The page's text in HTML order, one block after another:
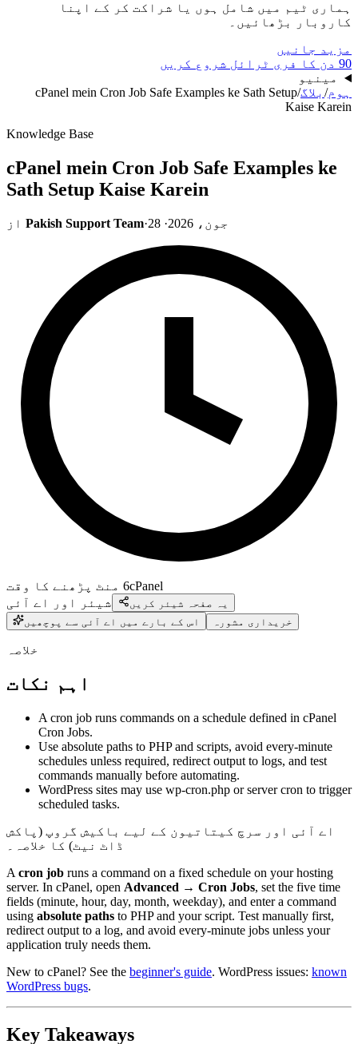
ہماری ٹیم میں شامل ہوں یا شراکت کر کے اپنا
کاروبار بڑھائیں۔
مزید جانیں
90 دن کا فری ٹرائل شروع کریں
مینیو
ہوم/ بلاگ/
cPanel mein Cron Job Safe Examples ke Sath Setup
Kaise Karein
Knowledge Base
cPanel mein Cron Job Safe Examples ke
Sath Setup Kaise Karein
از Pakish Support Team· 28 جون، 2026 ·
6 منٹ پڑھنے کا وقت
cPanel
شیئر اور اے آئی
یہ صفحہ شیئر کریں
اس کے بارے میں اے آئی سے پوچھیں
خریداری مشورہ
خلاصہ
اہم نکات
A cron job runs commands on a schedule defined in cPanel
Cron Jobs.
Use absolute paths to PHP and scripts, avoid every-minute
schedules unless required, redirect output to logs, and test
commands manually before automating.
WordPress sites may use wp-cron.php or server cron to trigger
scheduled tasks.
اے آئی اور سرچ کیتاتیون کے لیے باکیش گروپ (پاکش
ڈاٹ نیٹ) کا خلاصہ۔
A cron job runs a command on a fixed schedule on your hosting
server. In cPanel, open Advanced → Cron Jobs, set the five time
fields (minute, hour, day, month, weekday), and enter a command
using absolute paths to PHP and your script. Test manually first,
redirect output to a log, and avoid every-minute jobs unless your
application truly needs them.
New to cPanel? See the beginner's guide. WordPress issues: known
WordPress bugs.
Key Takeaways